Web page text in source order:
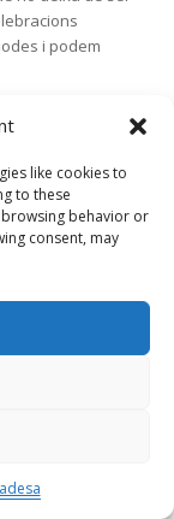
like cookies to
to these
behavior or
consent, may
i podem